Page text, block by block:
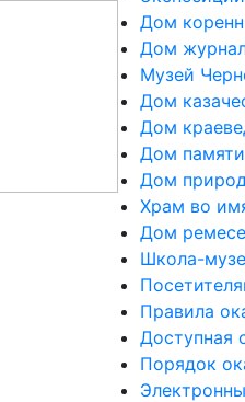
Дом
Дом
Музей
Дом
Дом
Дом
Дом
Храм во
Дом
Школа-
Правила
Доступная
Порядок